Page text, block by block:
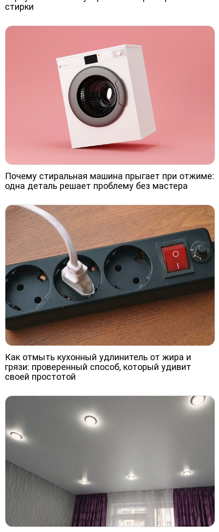
стирки
Почему стиральная машина прыгает при отжиме:
одна деталь решает проблему без мастера
Как отмыть кухонный удлинитель от жира и
грязи: проверенный способ, который удивит
своей простотой